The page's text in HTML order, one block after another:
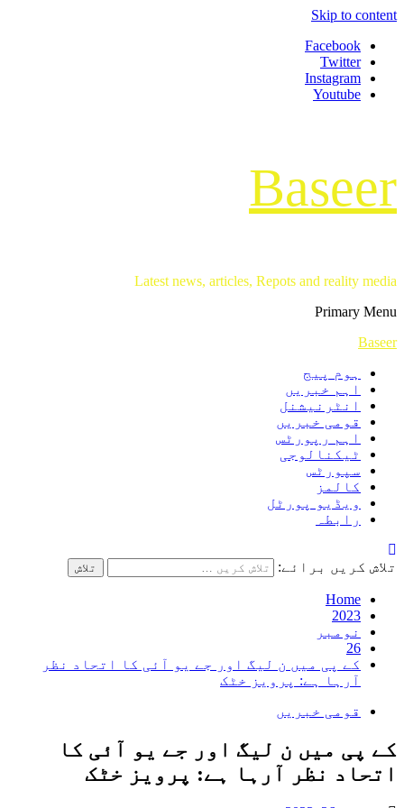
Skip to content
Facebook
Twitter
Instagram
Youtube
Baseer
Latest news, articles, Repots and reality media
Primary Menu
Baseer
ہوم پیج
اہم خبریں
انٹرنیشنل
قومی خبریں
اہم رپورٹس
ٹیکنالوجی
سپورٹس
کالمز
ویڈیو پورٹل
رابطہ
تلاش کریں برائے:
Home
2023
نومبر
26
کے پی میں ن لیگ اور جے یو آئی کا اتحاد نظر
آرہا ہے: پرویز خٹک
قومی خبریں
کے پی میں ن لیگ اور جے یو آئی کا
اتحاد نظر آرہا ہے: پرویز خٹک